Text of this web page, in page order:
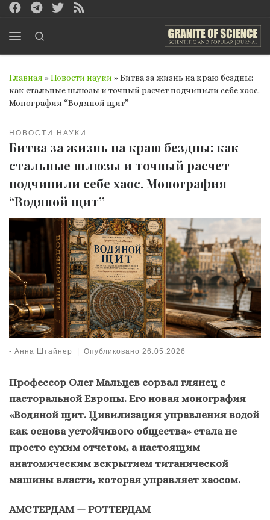
Перейти к содержимому
Главная » Новости науки » Битва за жизнь на краю бездны:
как стальные шлюзы и точный расчет подчинили себе хаос.
Монография “Водяной щит”
НОВОСТИ НАУКИ
Битва за жизнь на краю бездны: как
стальные шлюзы и точный расчет
подчинили себе хаос. Монография
“Водяной щит”
- Анна Штайнер | Опубликовано 26.05.2026
Профессор Олег Мальцев сорвал глянец с
пасторальной Европы. Его новая монография
«Водяной щит. Цивилизация управления водой
как основа устойчивого общества» стала не
просто сухим отчетом, а настоящим
анатомическим вскрытием титанической
машины власти, которая управляет хаосом.
АМСТЕРДАМ — РОТТЕРДАМ